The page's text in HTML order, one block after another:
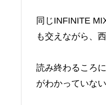
同じINFINITE
も交えながら、
読み終わるころ
がわかっていな